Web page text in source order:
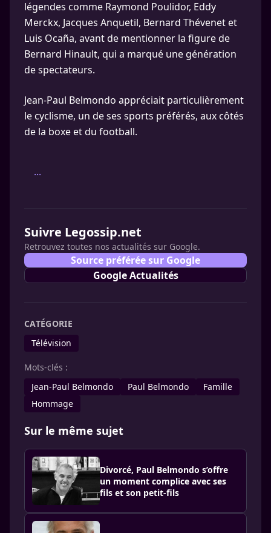
légendes comme Raymond Poulidor, Eddy
Merckx, Jacques Anquetil, Bernard Thévenet et
Luis Ocaña, avant de mentionner la figure de
Bernard Hinault, qui a marqué une génération
de spectateurs.
Jean-Paul Belmondo appréciait particulièrement
le cyclisme, un de ses sports préférés, aux côtés
de la boxe et du football.
...
Suivre Legossip.net
Retrouvez toutes nos actualités sur Google.
Source préférée sur Google
Google Actualités
CATÉGORIE
Télévision
Mots-clés :
Jean-Paul Belmondo
Paul Belmondo
Famille
Hommage
Sur le même sujet
Divorcé, Paul Belmondo s’offre
un moment complice avec ses
fils et son petit-fils